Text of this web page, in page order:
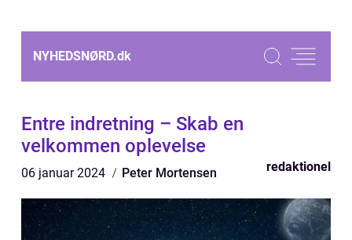
NYHEDSNØRD.dk
Entre indretning – Skab en
velkommen oplevelse
06 januar 2024 Peter Mortensen redaktionel